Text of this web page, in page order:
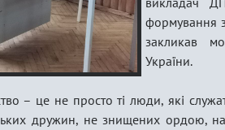
формування
закликав
України.
– це не просто ті люди, які
дружин, не знищених ордою,